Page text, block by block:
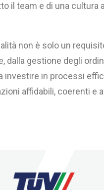
il team e di una cultura
non è solo un
dalla gestione degli
investire in processi
affidabili, coerenti e